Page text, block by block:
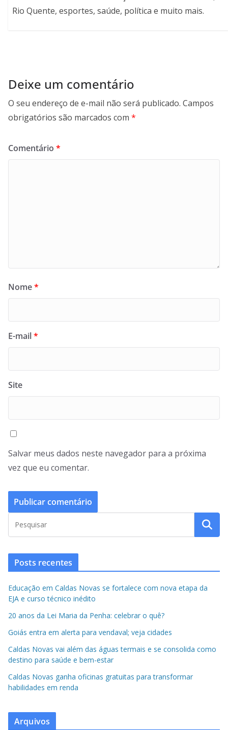
Rio Quente, esportes, saúde, política e muito mais.
Deixe um comentário
O seu endereço de e-mail não será publicado. Campos
obrigatórios são marcados com *
Comentário *
Nome*
E-mail*
Site
Salvar meus dados neste navegador para a próxima
vez que eu comentar.
Posts recentes
Educação em Caldas Novas se fortalece com nova etapa da
EJA e curso técnico inédito
20 anos da Lei Maria da Penha: celebrar o quê?
Goiás entra em alerta para vendaval; veja cidades
Caldas Novas vai além das águas termais e se consolida como
destino para saúde e bem-estar
Caldas Novas ganha oficinas gratuitas para transformar
habilidades em renda
Arquivos